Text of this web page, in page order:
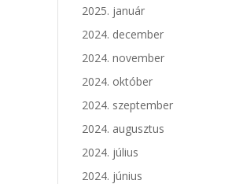
2025. január
2024. december
2024. november
2024. október
2024. szeptember
2024. augusztus
2024. július
2024. június